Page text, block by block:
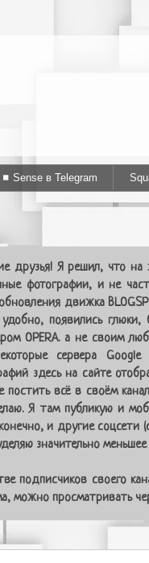
Sense в Telegram
друзья! Я решил, что на
фотографии, и не
движка
появились глюки,
OPERA. а не своим
сервера
здесь на сайте
всё в своём
Я там публикую и
и другие
значительно
подписчиков своего
можно просматривать